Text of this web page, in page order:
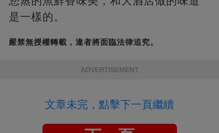
是一樣的。
嚴禁無授權轉載，違者將面臨法律追究。
ADVERTISEMENT
文章未完，點擊下一頁繼續